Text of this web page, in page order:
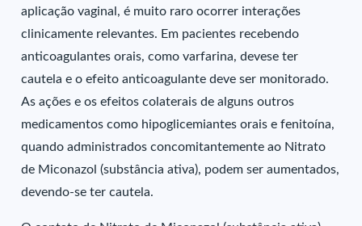
aplicação vaginal, é muito raro ocorrer interações
clinicamente relevantes. Em pacientes recebendo
anticoagulantes orais, como varfarina, devese ter
cautela e o efeito anticoagulante deve ser monitorado.
As ações e os efeitos colaterais de alguns outros
medicamentos como hipoglicemiantes orais e fenitoína,
quando administrados concomitantemente ao Nitrato
de Miconazol (substância ativa), podem ser aumentados,
devendo-se ter cautela.